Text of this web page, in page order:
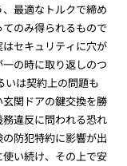
最適なトルクで締め
のみ得られるもので
セキュリティに穴が
の時に取り返しのつ
いは契約上の問題も
関ドアの鍵交換を勝
違反に問われる恐れ
防犯特約に影響が出
い続け、その上で安